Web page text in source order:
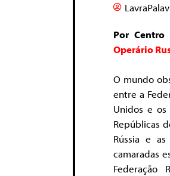
Por
Operário
O mundo
entre a
Unidos e os
Repúblicas
Rússia e
camaradas
Federação